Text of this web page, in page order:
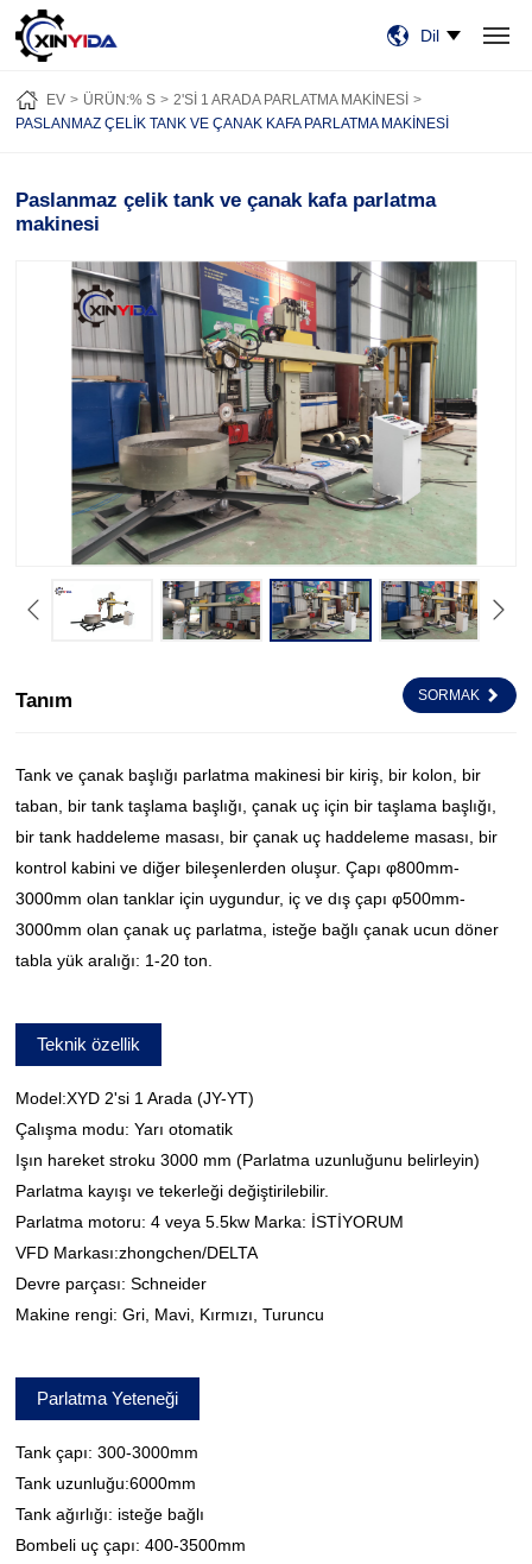
EV
ÜRÜN:% S
VIDEO
VAKALAR
HABERLER
HAKKIMIZDA
BİZE ULAŞIN
Dil
EV ÜRÜN:% S
2'SI 1 ARADA PARLATMA MAKINESI
PASLANMAZ ÇELIK TANK VE ÇANAK KAFA PARLATMA MAKINESI
Paslanmaz çelik tank ve çanak kafa parlatma
makinesi
Tanım SORMAK
Tank ve çanak başlığı parlatma makinesi bir kiriş, bir kolon, bir
taban, bir tank taşlama başlığı, çanak uç için bir taşlama başlığı,
bir tank haddeleme masası, bir çanak uç haddeleme masası, bir
kontrol kabini ve diğer bileşenlerden oluşur. Çapı φ800mm-
3000mm olan tanklar için uygundur, iç ve dış çapı φ500mm-
3000mm olan çanak uç parlatma, isteğe bağlı çanak ucun döner
tabla yük aralığı: 1-20 ton.
Teknik özellik
Model:XYD 2'si 1 Arada (JY-YT)
Çalışma modu: Yarı otomatik
Işın hareket stroku 3000 mm (Parlatma uzunluğunu belirleyin)
Parlatma kayışı ve tekerleği değiştirilebilir.
Parlatma motoru: 4 veya 5.5kw Marka: İSTİYORUM
VFD Markası:zhongchen/DELTA
Devre parçası: Schneider
Makine rengi: Gri, Mavi, Kırmızı, Turuncu
Parlatma Yeteneği
Tank çapı: 300-3000mm
Tank uzunluğu:6000mm
Tank ağırlığı: isteğe bağlı
Bombeli uç çapı: 400-3500mm